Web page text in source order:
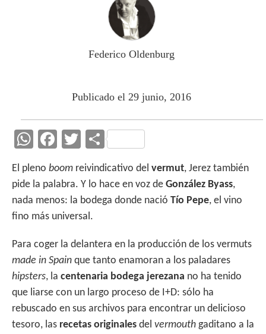
Federico Oldenburg
Publicado el 29 junio, 2016
W
at
s
A
p
F
e
b
o
o
k
T
w
itt
er
C
o
m
p
r
El pleno boom reivindicativo del vermut, Jerez también
pide la palabra. Y lo hace en voz de González Byass,
nada menos: la bodega donde nació Tío Pepe, el vino
fino más universal.
Para coger la delantera en la producción de los vermuts
made in Spain que tanto enamoran a los paladares
hipsters, la centenaria bodega jerezana no ha tenido
que liarse con un largo proceso de I+D: sólo ha
rebuscado en sus archivos para encontrar un delicioso
tesoro, las recetas originales del vermouth gaditano a la